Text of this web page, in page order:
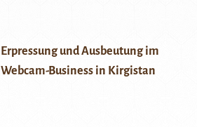
Erpressung und Ausbeutung im
Webcam-Business in Kirgistan